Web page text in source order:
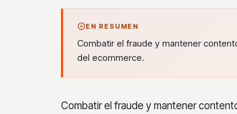
EN RESUMEN
Combatir el fraude y mantener
del ecommerce.
Combatir el fraude y mantener